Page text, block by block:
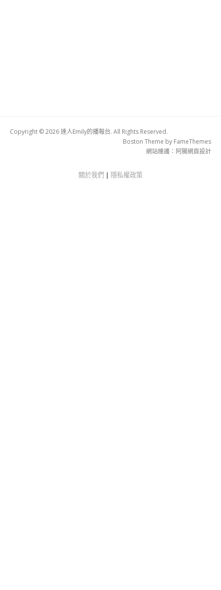
Copyright © 2026 達人Emily的播報台. All Rights Reserved.
Boston Theme by FameThemes
網站維護： 阿腸網頁設計
關於我們 | 隱私權政策